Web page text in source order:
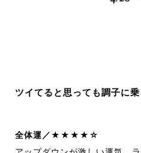
ツイてると思っても調子に
全体運／★★★★☆